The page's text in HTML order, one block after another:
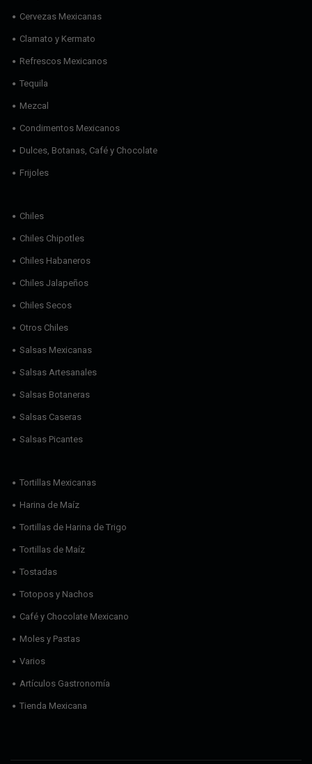
Cervezas Mexicanas
Clamato y Kermato
Refrescos Mexicanos
Tequila
Mezcal
Condimentos Mexicanos
Dulces, Botanas, Café y Chocolate
Frijoles
Chiles
Chiles Chipotles
Chiles Habaneros
Chiles Jalapeños
Chiles Secos
Otros Chiles
Salsas Mexicanas
Salsas Artesanales
Salsas Botaneras
Salsas Caseras
Salsas Picantes
Tortillas Mexicanas
Harina de Maíz
Tortillas de Harina de Trigo
Tortillas de Maíz
Tostadas
Totopos y Nachos
Café y Chocolate Mexicano
Moles y Pastas
Varios
Artículos Gastronomía
Tienda Mexicana